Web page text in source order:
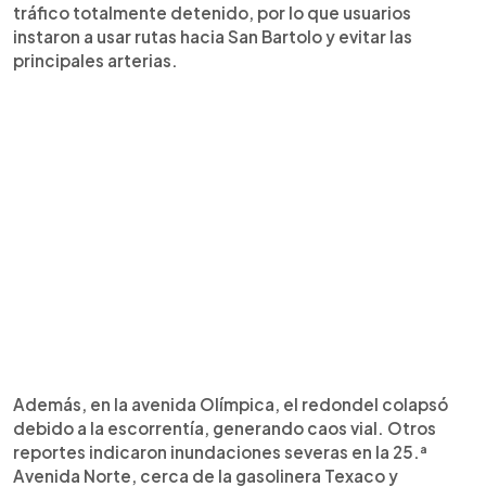
tráfico totalmente detenido, por lo que usuarios
instaron a usar rutas hacia San Bartolo y evitar las
principales arterias.
Además, en la avenida Olímpica, el redondel colapsó
debido a la escorrentía, generando caos vial. Otros
reportes indicaron inundaciones severas en la 25.ª
Avenida Norte, cerca de la gasolinera Texaco y